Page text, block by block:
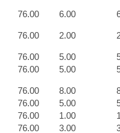
76.00 6.00
76.00 2.00
76.00 5.00
76.00 5.00
76.00 8.00
76.00 5.00
76.00 1.00
76.00 3.00